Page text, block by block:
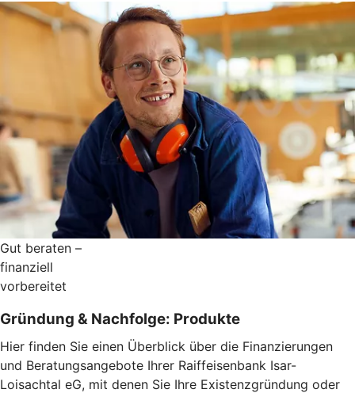
Gut beraten –
finanziell
vorbereitet
Gründung & Nachfolge: Produkte
Hier finden Sie einen Überblick über die Finanzierungen
und Beratungsangebote Ihrer Raiffeisenbank Isar-
Loisachtal eG, mit denen Sie Ihre Existenzgründung oder